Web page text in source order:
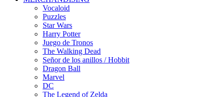
Vocaloid
Puzzles
Star Wars
Harry Potter
Juego de Tronos
The Walking Dead
Señor de los anillos / Hobbit
Dragon Ball
Marvel
DC
The Legend of Zelda